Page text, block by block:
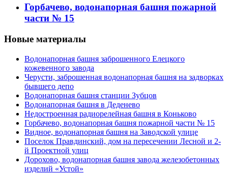
Горбачево, водонапорная башня пожарной
части № 15
Новые материалы
Водонапорная башня заброшенного Елецкого
кожевенного завода
Черусти, заброшенная водонапорная башня на задворках
бывшего депо
Водонапорная башня станции Зубцов
Водонапорная башня в Деденево
Недостроенная радиорелейная башня в Коньково
Горбачево, водонапорная башня пожарной части № 15
Видное, водонапорная башня на Заводской улице
Поселок Правдинский, дом на пересечении Лесной и 2-
й Проектной улиц
Дорохово, водонапорная башня завода железобетонных
изделий «Устой»